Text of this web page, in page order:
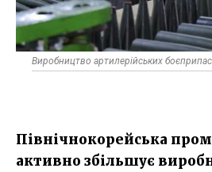
Виробництво артилерійських
Північнокорейська
активно збільшує